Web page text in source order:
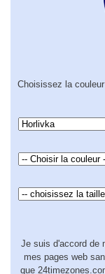
Choisissez la
Je suis d'accord de
mes pages web
que